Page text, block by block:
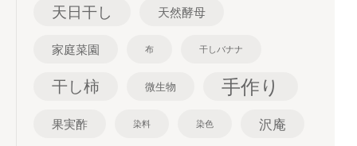
天日干し 天然酵母
家庭菜園 布 干しバナナ
干し柿 微生物 手作り
果実酢 染料 染色 沢庵